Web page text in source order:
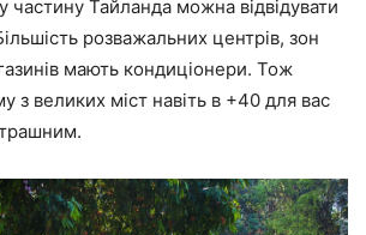
частину Тайланда можна відвідувати
розважальних центрів, зон
мають кондиціонери. Тож
з великих міст навіть в +40 для вас